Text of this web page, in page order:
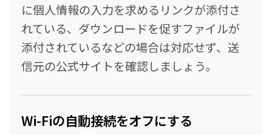
に個人情報の入力を求めるリンクが添付さ
れている、ダウンロードを促すファイルが
添付されているなどの場合は対応せず、送
信元の公式サイトを確認しましょう。
Wi-Fiの自動接続をオフにする